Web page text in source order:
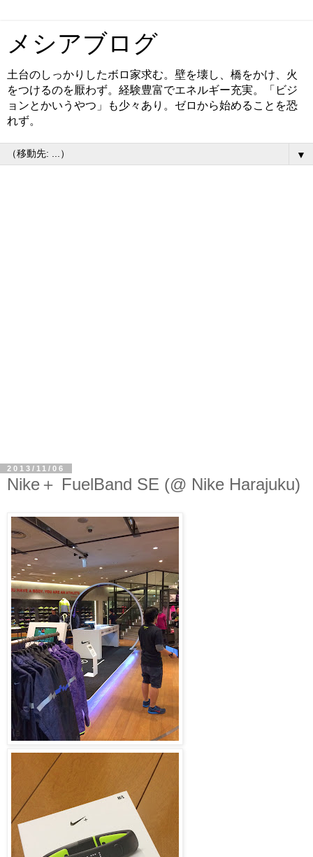
メシアブログ
土台のしっかりしたボロ家求む。壁を壊し、橋をかけ、火
をつけるのを厭わず。経験豊富でエネルギー充実。「ビジ
ョンとかいうやつ」も少々あり。ゼロから始めることを恐
れず。
▼
2013/11/06
Nike＋ FuelBand SE (@ Nike Harajuku)